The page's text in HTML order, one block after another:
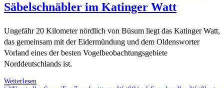
Säbelschnäbler im Katinger Watt
Ungefähr 20 Kilometer nördlich von Büsum liegt das Katinger Watt,
das gemeinsam mit der Eidermündung und dem Oldensworter
Vorland eines der besten Vogelbeobachtungsgebiete
Norddeutschlands ist.
Weiterlesen